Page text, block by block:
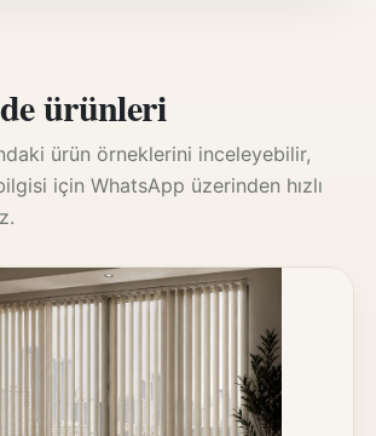
ürünleri
ürün örneklerini inceleyebilir,
için WhatsApp üzerinden hızlı